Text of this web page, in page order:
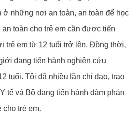
ở những nơi an toàn, an toàn để học
toàn cho trẻ em cần được tiến
trẻ em từ 12 tuổi trở lên. Đồng thời,
đang tiến hành nghiên cứu
tuổi. Tôi đã nhiều lần chỉ đạo, trao
tế và Bộ đang tiến hành đàm phán
trẻ em.